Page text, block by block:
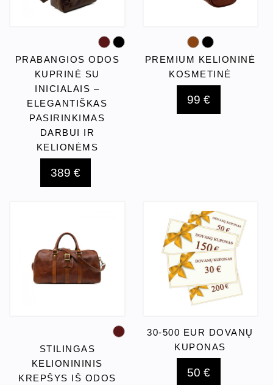
PRABANGIOS ODOS
KUPRINĖ SU
INICIALAIS –
ELEGANTIŠKAS
PASIRINKIMAS
DARBUI IR
KELIONĖMS
389 €
PREMIUM KELIONINĖ
KOSMETINĖ
99 €
STILINGAS
KELIONININIS
KREPŠYS IŠ ODOS
30-500 EUR DOVANŲ
KUPONAS
50 €